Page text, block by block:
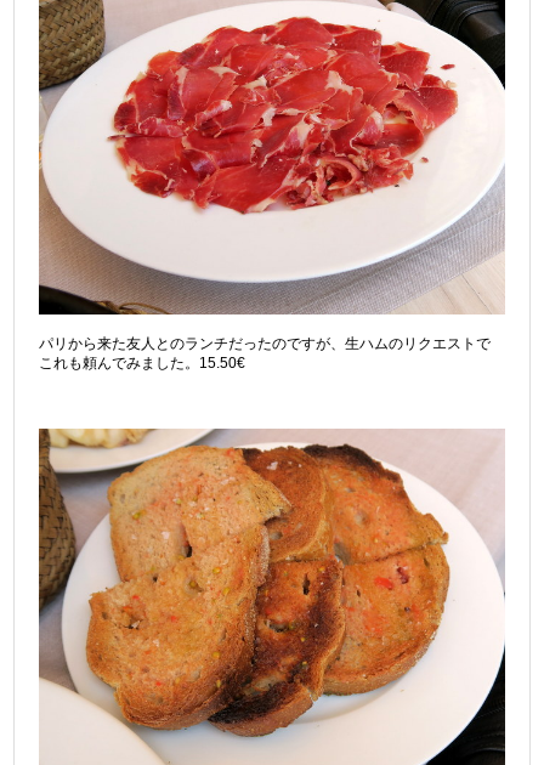
パリから来た友人とのランチだったのですが、生ハムのリクエストで
これも頼んでみました。15.50€